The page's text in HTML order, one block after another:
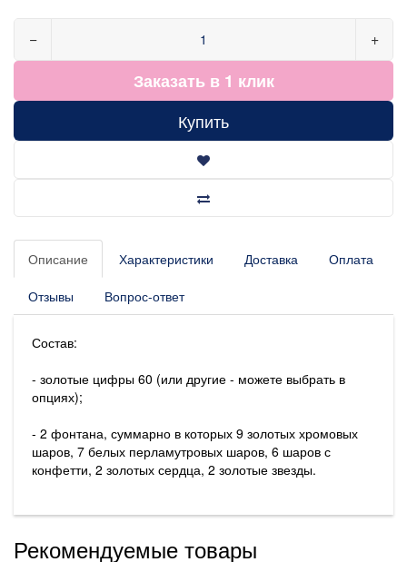
− +
Заказать в 1 клик
Купить
Описание Характеристики Доставка Оплата
Отзывы Вопрос-ответ
Состав:
- золотые цифры 60 (или другие - можете выбрать в
опциях);
- 2 фонтана, суммарно в которых 9 золотых хромовых
шаров, 7 белых перламутровых шаров, 6 шаров с
конфетти, 2 золотых сердца, 2 золотые звезды.
Рекомендуемые товары